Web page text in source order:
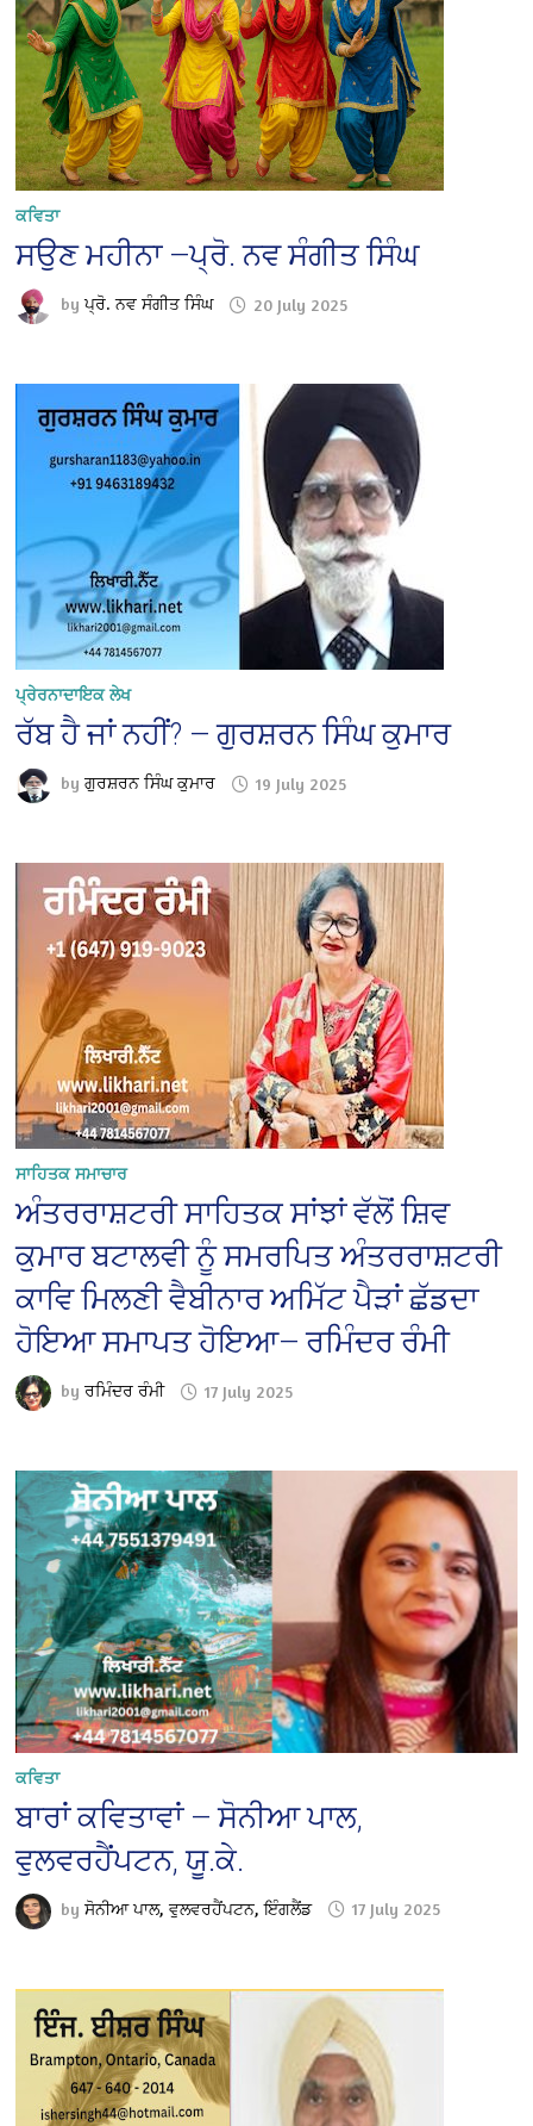
ਕਵਿਤਾ
ਸਉਣ ਮਹੀਨਾ —ਪ੍ਰੋ. ਨਵ ਸੰਗੀਤ ਸਿੰਘ
byਪ੍ਰੋ. ਨਵ ਸੰਗੀਤ ਸਿੰਘ 20 July 2025
ਪ੍ਰੇਰਨਾਦਾਇਕ ਲੇਖ
ਰੱਬ ਹੈ ਜਾਂ ਨਹੀਂ? — ਗੁਰਸ਼ਰਨ ਸਿੰਘ ਕੁਮਾਰ
byਗੁਰਸ਼ਰਨ ਸਿੰਘ ਕੁਮਾਰ 19 July 2025
ਸਾਹਿਤਕ ਸਮਾਚਾਰ
ਅੰਤਰਰਾਸ਼ਟਰੀ ਸਾਹਿਤਕ ਸਾਂਝਾਂ ਵੱਲੋਂ ਸ਼ਿਵ
ਕੁਮਾਰ ਬਟਾਲਵੀ ਨੂੰ ਸਮਰਪਿਤ ਅੰਤਰਰਾਸ਼ਟਰੀ
ਕਾਵਿ ਮਿਲਣੀ ਵੈਬੀਨਾਰ ਅਮਿੱਟ ਪੈੜਾਂ ਛੱਡਦਾ
ਹੋਇਆ ਸਮਾਪਤ ਹੋਇਆ— ਰਮਿੰਦਰ ਰੰਮੀ
byਰਮਿੰਦਰ ਰੰਮੀ 17 July 2025
ਕਵਿਤਾ
ਬਾਰਾਂ ਕਵਿਤਾਵਾਂ — ਸੋਨੀਆ ਪਾਲ,
ਵੁਲਵਰਹੈਂਪਟਨ, ਯੂ.ਕੇ.
byਸੋਨੀਆ ਪਾਲ, ਵੁਲਵਰਹੈਂਪਟਨ, ਇੰਗਲੈਂਡ 17 July 2025